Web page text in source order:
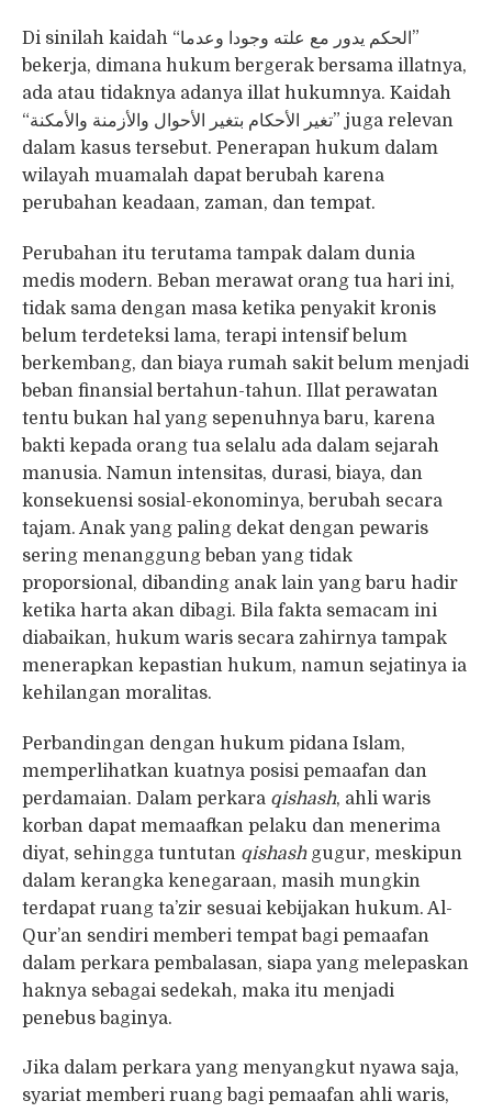
Di sinilah kaidah “الحكم يدور مع علته وجودا وعدما”
bekerja, dimana hukum bergerak bersama illatnya,
ada atau tidaknya adanya illat hukumnya. Kaidah
“تغير الأحكام بتغير الأحوال والأزمنة والأمكنة” juga relevan
dalam kasus tersebut. Penerapan hukum dalam
wilayah muamalah dapat berubah karena
perubahan keadaan, zaman, dan tempat.
Perubahan itu terutama tampak dalam dunia
medis modern. Beban merawat orang tua hari ini,
tidak sama dengan masa ketika penyakit kronis
belum terdeteksi lama, terapi intensif belum
berkembang, dan biaya rumah sakit belum menjadi
beban finansial bertahun-tahun. Illat perawatan
tentu bukan hal yang sepenuhnya baru, karena
bakti kepada orang tua selalu ada dalam sejarah
manusia. Namun intensitas, durasi, biaya, dan
konsekuensi sosial-ekonominya, berubah secara
tajam. Anak yang paling dekat dengan pewaris
sering menanggung beban yang tidak
proporsional, dibanding anak lain yang baru hadir
ketika harta akan dibagi. Bila fakta semacam ini
diabaikan, hukum waris secara zahirnya tampak
menerapkan kepastian hukum, namun sejatinya ia
kehilangan moralitas.
Perbandingan dengan hukum pidana Islam,
memperlihatkan kuatnya posisi pemaafan dan
perdamaian. Dalam perkara qishash, ahli waris
korban dapat memaafkan pelaku dan menerima
diyat, sehingga tuntutan qishashgugur, meskipun
dalam kerangka kenegaraan, masih mungkin
terdapat ruang ta’zir sesuai kebijakan hukum. Al-
Qur’an sendiri memberi tempat bagi pemaafan
dalam perkara pembalasan, siapa yang melepaskan
haknya sebagai sedekah, maka itu menjadi
penebus baginya.
Jika dalam perkara yang menyangkut nyawa saja,
syariat memberi ruang bagi pemaafan ahli waris,